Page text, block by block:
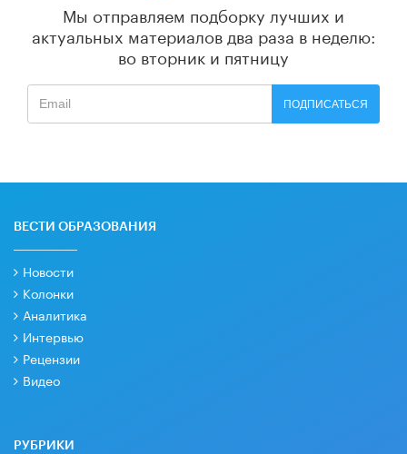
Мы отправляем подборку лучших и
актуальных материалов два раза в неделю:
во вторник и пятницу
ПОДПИСАТЬСЯ
ВЕСТИ ОБРАЗОВАНИЯ
Новости
Колонки
Аналитика
Интервью
Рецензии
Видео
РУБРИКИ